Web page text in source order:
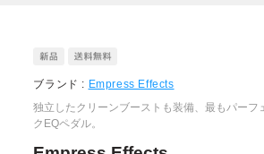
ブランド : Empress Effects
独立したクリーンブーストも装備、最もパーフ
クEQペダル。